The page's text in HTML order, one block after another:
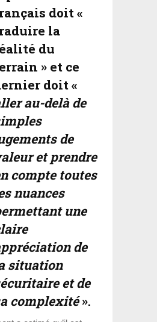
doit «
la
du
» et ce
doit «
au-delà de
de
et prendre
compte toutes
nuances
une
de
situation
et de
complexité».